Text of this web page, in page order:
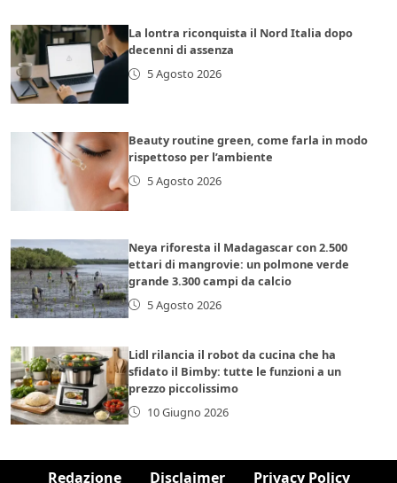
La lontra riconquista il Nord Italia dopo
decenni di assenza
5 Agosto 2026
Beauty routine green, come farla in modo
rispettoso per l’ambiente
5 Agosto 2026
Neya riforesta il Madagascar con 2.500
ettari di mangrovie: un polmone verde
grande 3.300 campi da calcio
5 Agosto 2026
Lidl rilancia il robot da cucina che ha
sfidato il Bimby: tutte le funzioni a un
prezzo piccolissimo
10 Giugno 2026
Redazione Disclaimer Privacy Policy